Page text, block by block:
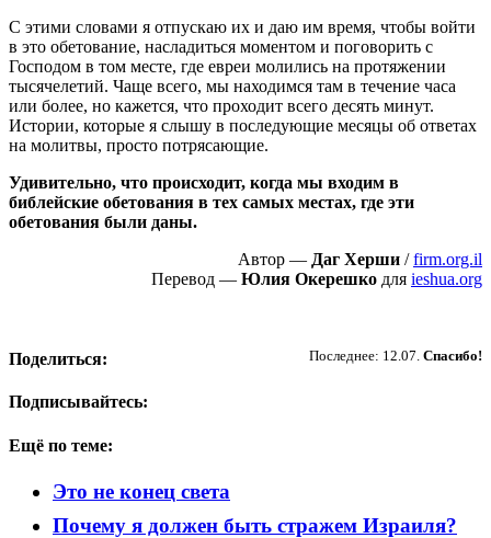
С этими словами я отпускаю их и даю им время, чтобы войти
в это обетование, насладиться моментом и поговорить с
Господом в том месте, где евреи молились на протяжении
тысячелетий. Чаще всего, мы находимся там в течение часа
или более, но кажется, что проходит всего десять минут.
Истории, которые я слышу в последующие месяцы об ответах
на молитвы, просто потрясающие.
Удивительно, что происходит, когда мы входим в
библейские обетования в тех самых местах, где эти
обетования были даны.
Автор — Даг Херши /firm.org.il
Перевод — Юлия Окерешко для ieshua.org
Последнее: 12.07. Спасибо!
Поделиться:
Подписывайтесь:
Ещё по теме:
Это не конец света
Почему я должен быть стражем Израиля?